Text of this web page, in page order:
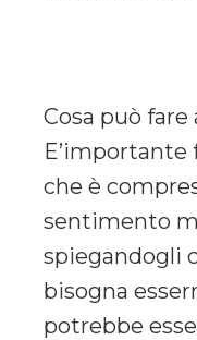
Cosa può
E’importante
che è
sentimento
spiegandogli
bisogna
potrebbe